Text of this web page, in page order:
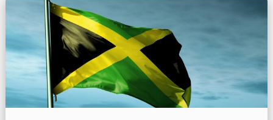
людей, умереть на Кресте и воскреснуть. После этого Он
возвел трех апостолов...